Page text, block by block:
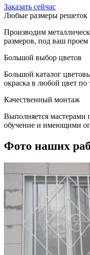
Заказать сейчас
Любые размеры решеток
Производим
размеров, под ваш проем
Большой выбор цветов
Большой каталог
окраска в любой цвет
Качественный монтаж
Выполняется
обучение и имеющими
Фото наших